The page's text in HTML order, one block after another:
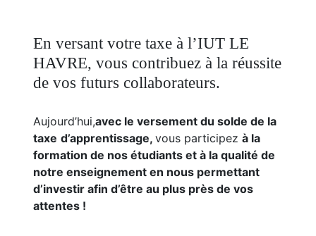
En versant votre taxe à l’IUT LE
HAVRE, vous contribuez à la réussite
de vos futurs collaborateurs.
Aujourd’hui,avec le versement du solde de la
taxe d’apprentissage,vous participezà la
formation de nos étudiants et à la qualité de
notre enseignement en nous permettant
d’investir afin d’être au plus près de vos
attentes !